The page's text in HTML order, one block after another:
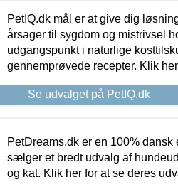
PetIQ.dk mål er at give dig
årsager til sygdom og mistrivsel
udgangspunkt i naturlige
gennemprøvede recepter. Klik
Se udvalget på PetIQ.dk
PetDreams.dk er en 100%
sælger et bredt udvalg af
og kat. Klik her for at se deres